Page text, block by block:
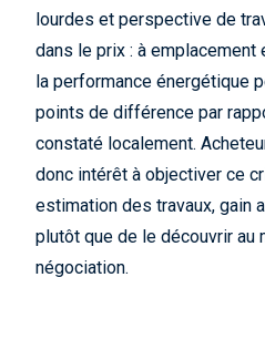
lourdes et perspective de
dans le prix : à
la performance énergétique
points de différence par
constaté localement.
donc intérêt à objectiver ce
estimation des travaux, gain
plutôt que de le découvrir au
négociation.